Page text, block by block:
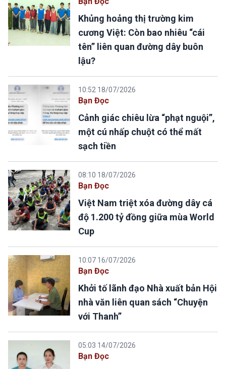
Khủng hoảng thị trường kim
cương Việt: Còn bao nhiêu “cái
tên” liên quan đường dây buôn
lậu?
10:52 18/07/2026
Bạn Đọc
Cảnh giác chiêu lừa “phạt nguội”,
một cú nhấp chuột có thể mất
sạch tiền
08:10 18/07/2026
Bạn Đọc
Việt Nam triệt xóa đường dây cá
độ 1.200 tỷ đồng giữa mùa World
Cup
10:07 16/07/2026
Bạn Đọc
Khởi tố lãnh đạo Nhà xuất bản Hội
nhà văn liên quan sách “Chuyện
với Thanh”
05:03 14/07/2026
Bạn Đọc